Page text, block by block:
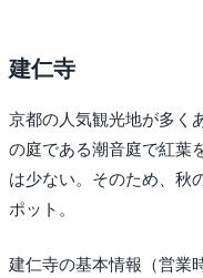
建仁寺
京都の人気観光地が多く
の庭である潮音庭で紅葉
は少ない。そのため、秋
ポット。
建仁寺の基本情報（営業